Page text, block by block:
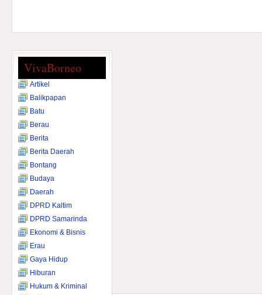
VivaBorneo
Artikel
Balikpapan
Batu
Berau
Berita
Berita Daerah
Bontang
Budaya
Daerah
DPRD Kaltim
DPRD Samarinda
Ekonomi & Bisnis
Erau
Gaya Hidup
Hiburan
Hukum & Kriminal